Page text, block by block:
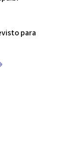
para